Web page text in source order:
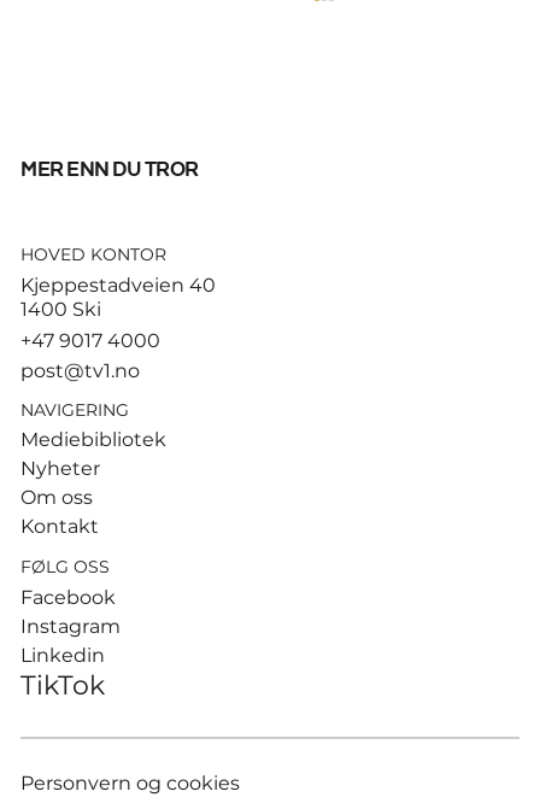
Ruud gjorde kort prosess –
gang
mer enn du tror
HOVED KONTOR
Kjeppestadveien 40
1400 Ski
+47 9017 4000
post@tv1.no
NAVIGERING
Mediebibliotek
Nyheter
Om oss
Kontakt
FØLG OSS
Facebook
Instagram
Linkedin
TikTok
Personvern og cookies